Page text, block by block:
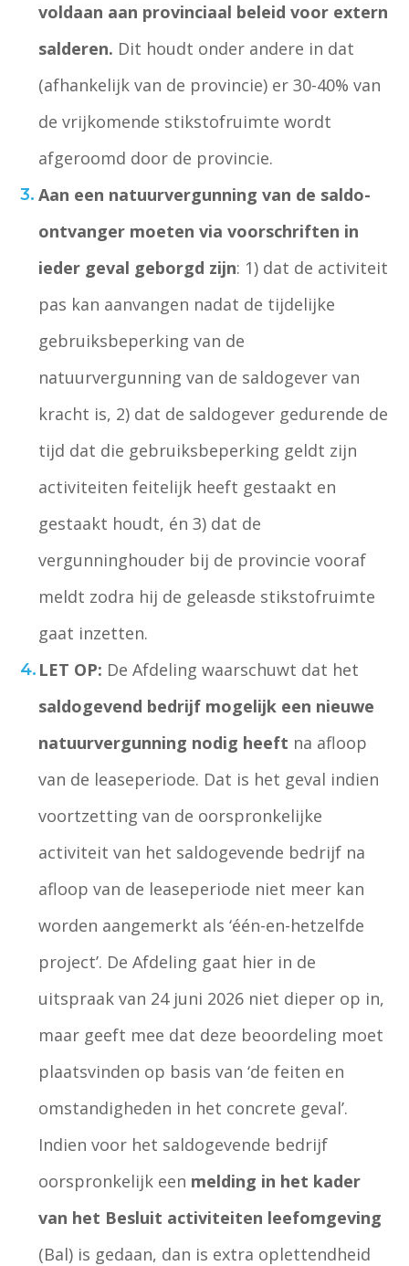
voldaan aan provinciaal beleid voor extern
salderen. Dit houdt onder andere in dat
(afhankelijk van de provincie) er 30-40% van
de vrijkomende stikstofruimte wordt
afgeroomd door de provincie.
Aan een natuurvergunning van de saldo-
ontvanger moeten via voorschriften in
ieder geval geborgd zijn: 1) dat de activiteit
pas kan aanvangen nadat de tijdelijke
gebruiksbeperking van de
natuurvergunning van de saldogever van
kracht is, 2) dat de saldogever gedurende de
tijd dat die gebruiksbeperking geldt zijn
activiteiten feitelijk heeft gestaakt en
gestaakt houdt, én 3) dat de
vergunninghouder bij de provincie vooraf
meldt zodra hij de geleasde stikstofruimte
gaat inzetten.
LET OP: De Afdeling waarschuwt dat het
saldogevend bedrijf mogelijk een nieuwe
natuurvergunning nodig heeft na afloop
van de leaseperiode. Dat is het geval indien
voortzetting van de oorspronkelijke
activiteit van het saldogevende bedrijf na
afloop van de leaseperiode niet meer kan
worden aangemerkt als ‘één-en-hetzelfde
project’. De Afdeling gaat hier in de
uitspraak van 24 juni 2026 niet dieper op in,
maar geeft mee dat deze beoordeling moet
plaatsvinden op basis van ‘de feiten en
omstandigheden in het concrete geval’.
Indien voor het saldogevende bedrijf
oorspronkelijk een melding in het kader
van het Besluit activiteiten leefomgeving
(Bal) is gedaan, dan is extra oplettendheid